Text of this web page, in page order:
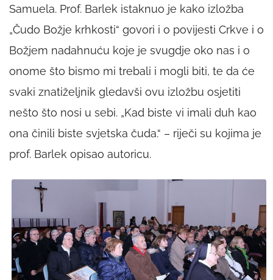
Samuela. Prof. Barlek istaknuo je kako izložba
„Čudo Božje krhkosti“ govori i o povijesti Crkve i o
Božjem nadahnuću koje je svugdje oko nas i o
onome što bismo mi trebali i mogli biti, te da će
svaki znatiželjnik gledavši ovu izložbu osjetiti
nešto što nosi u sebi. „Kad biste vi imali duh kao
ona činili biste svjetska čuda.“ – riječi su kojima je
prof. Barlek opisao autoricu.